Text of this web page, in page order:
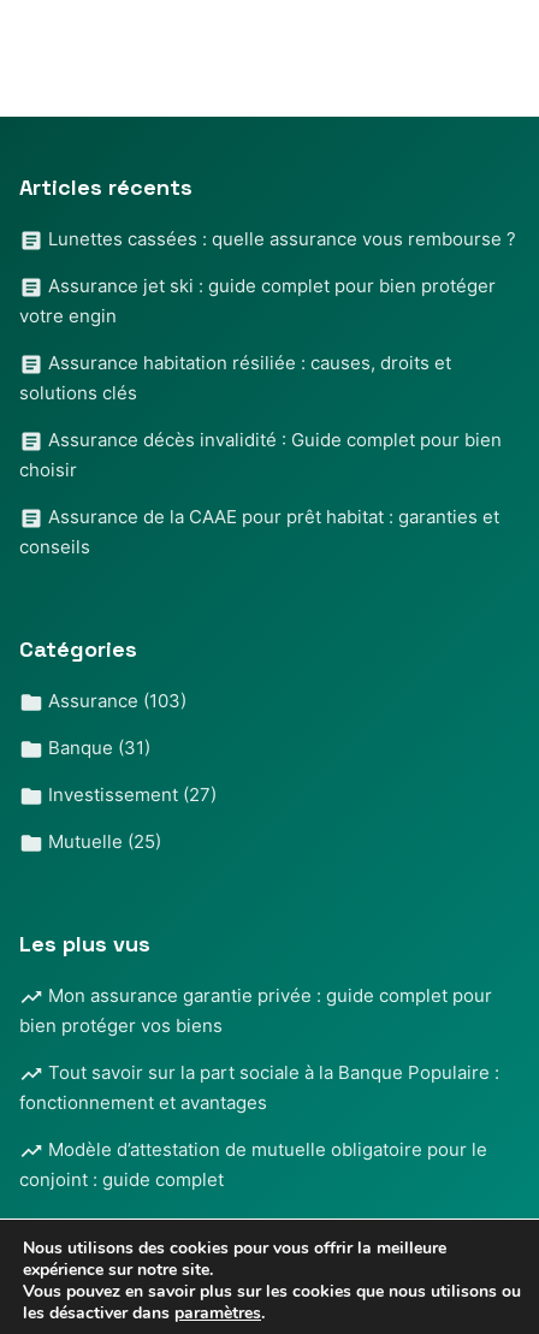
Articles récents
Lunettes cassées : quelle assurance vous rembourse ?
Assurance jet ski : guide complet pour bien protéger
votre engin
Assurance habitation résiliée : causes, droits et
solutions clés
Assurance décès invalidité : Guide complet pour bien
choisir
Assurance de la CAAE pour prêt habitat : garanties et
conseils
Catégories
Assurance (103)
Banque (31)
Investissement (27)
Mutuelle (25)
Les plus vus
Mon assurance garantie privée : guide complet pour
bien protéger vos biens
Tout savoir sur la part sociale à la Banque Populaire :
fonctionnement et avantages
Modèle d’attestation de mutuelle obligatoire pour le
conjoint : guide complet
Mentions légales • © 2026
Nous utilisons des cookies pour vous offrir la meilleure
expérience sur notre site.
Vous pouvez en savoir plus sur les cookies que nous utilisons ou
les désactiver dans paramètres.